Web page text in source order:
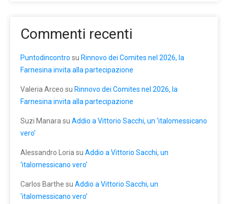
Commenti recenti
Puntodincontro su Rinnovo dei Comites nel 2026, la
Farnesina invita alla partecipazione
Valeria Arceo su Rinnovo dei Comites nel 2026, la
Farnesina invita alla partecipazione
Suzi Manara su Addio a Vittorio Sacchi, un ‘italomessicano
vero’
Alessandro Loria su Addio a Vittorio Sacchi, un
‘italomessicano vero’
Carlos Barthe su Addio a Vittorio Sacchi, un
‘italomessicano vero’